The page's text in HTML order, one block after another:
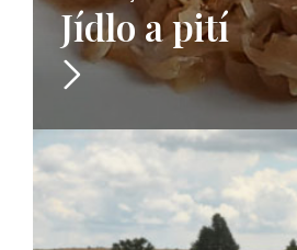
Jídlo a pití